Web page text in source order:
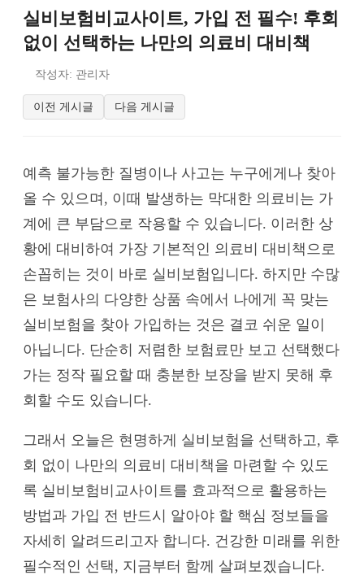
실비보험비교사이트, 가입 전 필수! 후회
없이 선택하는 나만의 의료비 대비책
작성자: 관리자
이전 게시글 다음 게시글
예측 불가능한 질병이나 사고는 누구에게나 찾아
올 수 있으며, 이때 발생하는 막대한 의료비는 가
계에 큰 부담으로 작용할 수 있습니다. 이러한 상
황에 대비하여 가장 기본적인 의료비 대비책으로
손꼽히는 것이 바로 실비보험입니다. 하지만 수많
은 보험사의 다양한 상품 속에서 나에게 꼭 맞는
실비보험을 찾아 가입하는 것은 결코 쉬운 일이
아닙니다. 단순히 저렴한 보험료만 보고 선택했다
가는 정작 필요할 때 충분한 보장을 받지 못해 후
회할 수도 있습니다.
그래서 오늘은 현명하게 실비보험을 선택하고, 후
회 없이 나만의 의료비 대비책을 마련할 수 있도
록 실비보험비교사이트를 효과적으로 활용하는
방법과 가입 전 반드시 알아야 할 핵심 정보들을
자세히 알려드리고자 합니다. 건강한 미래를 위한
필수적인 선택, 지금부터 함께 살펴보겠습니다.